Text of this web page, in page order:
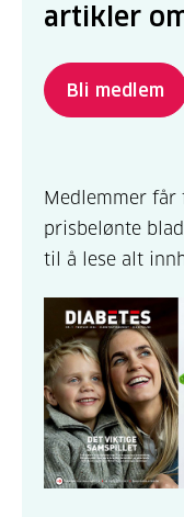
artikler
Bli medlem
Medlemmer
prisbelønte
til å lese alt